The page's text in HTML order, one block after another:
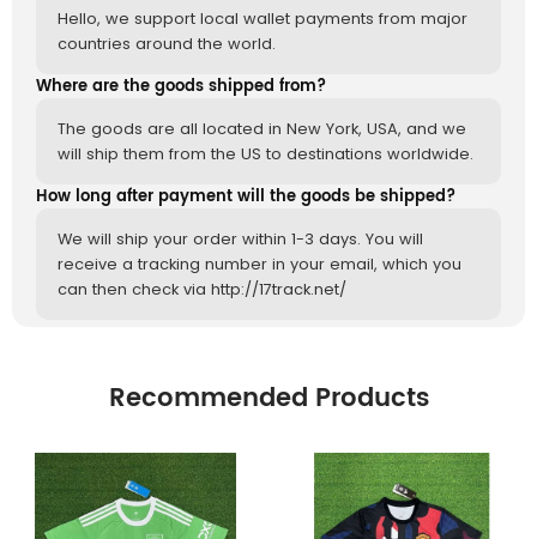
Hello, we support local wallet payments from major
countries around the world.
Where are the goods shipped from?
The goods are all located in New York, USA, and we
will ship them from the US to destinations worldwide.
How long after payment will the goods be shipped?
We will ship your order within 1-3 days. You will
receive a tracking number in your email, which you
can then check via http://17track.net/
Recommended Products